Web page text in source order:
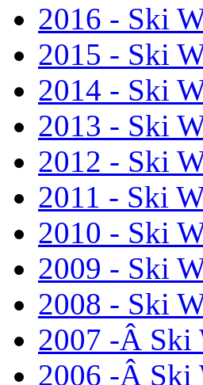
2016 - Ski
2015 - Ski
2014 - Ski
2013 - Ski
2012 - Ski
2011 - Ski
2010 - Ski
2009 - Ski
2008 - Ski
2007 -Â Ski
2006 -Â Ski